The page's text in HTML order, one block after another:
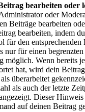
bearbeiten oder
oder
Beiträge bearbeiten
bearbeiten, indem
für den entsprechenden
nur für einen
möglich. Wenn bereits
hat, wird dein
überarbeitet
als auch der letzte
Dieser
auf deinen Beitrag